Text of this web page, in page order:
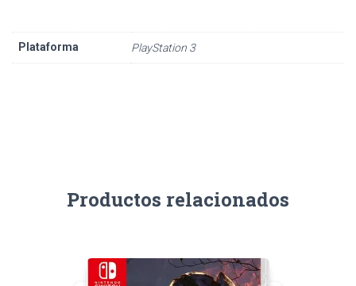
Plataforma PlayStation 3
Productos relacionados